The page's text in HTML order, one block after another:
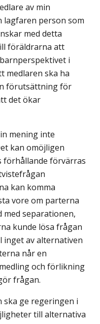
av min
lagfaren person som
med detta
föräldrarna att
i
medlaren ska ha
förutsättning för
det ökar
mening inte
kan omöjligen
förhållande förvärras
kan komma
vore om parterna
med separationen,
kunde lösa frågan
inget av alternativen
når en
och förlikning
frågan.
ska ge regeringen i
till alternativa